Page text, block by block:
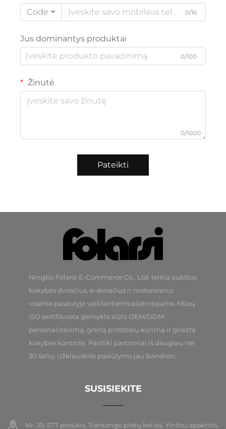
Code
0/16
Jus dominantys produktai
0/100
Žinutė
0/1000
Pateikti
Ningbo Folarsi E-Commerce Co., Ltd. teikia aukštos
kokybės dviračius, e-dviračius ir motorolerus
visame pasaulyje veiklantiems platintojams. Mūsų
ISO sertifikuota gamykla siūlo OEM/ODM
personalizavimą, greitą prototipų kūrimą ir griežtą
kokybės kontrolę. Pasitiki partneriai iš daugiau nei
30 šalių. Užklauskite pasiūlymo jau šiandien.
SUSISIEKITE
Nr. 39, 577 posūkis, Tiantongo pietų kelias, Yinžou apskritis,